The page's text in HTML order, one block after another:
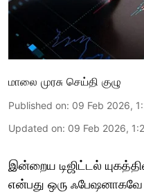
மாலை முரசு செய்தி குழு
Published on: 09 Feb 2026,
Updated on: 09 Feb 2026,
இன்றைய டிஜிட்டல்
என்பது ஒரு ஃபேஷனாகவே